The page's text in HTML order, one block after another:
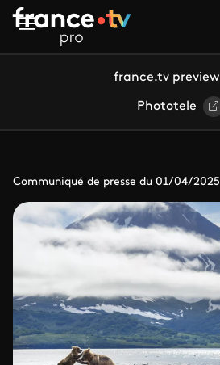
Aller au contenu principal
france.tv preview
Phototele
Communiqué de presse du 01/04/2025